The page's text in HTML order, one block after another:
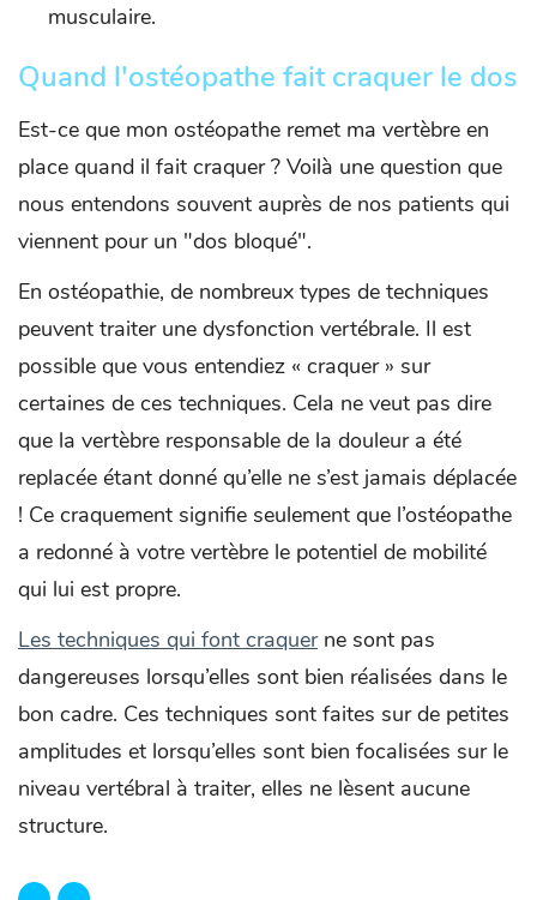
musculaire.
Quand l'ostéopathe fait craquer le dos
Est-ce que mon ostéopathe remet ma vertèbre en
place quand il fait craquer ? Voilà une question que
nous entendons souvent auprès de nos patients qui
viennent pour un "dos bloqué".
En ostéopathie, de nombreux types de techniques
peuvent traiter une dysfonction vertébrale. Il est
possible que vous entendiez « craquer » sur
certaines de ces techniques. Cela ne veut pas dire
que la vertèbre responsable de la douleur a été
replacée étant donné qu’elle ne s’est jamais déplacée
! Ce craquement signifie seulement que l’ostéopathe
a redonné à votre vertèbre le potentiel de mobilité
qui lui est propre.
Les techniques qui font craquerne sont pas
dangereuses lorsqu’elles sont bien réalisées dans le
bon cadre. Ces techniques sont faites sur de petites
amplitudes et lorsqu’elles sont bien focalisées sur le
niveau vertébral à traiter, elles ne lèsent aucune
structure.